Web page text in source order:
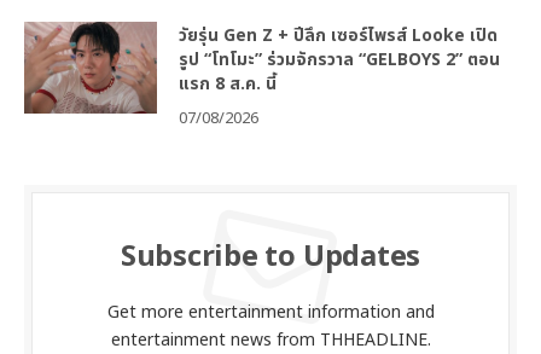
วัยรุ่น Gen Z + ปีลึก เซอร์ไพรส์ Looke เปิด
รูป “โทโมะ” ร่วมจักรวาล “GELBOYS 2” ตอน
แรก 8 ส.ค. นี้
07/08/2026
Subscribe to Updates
Get more entertainment information and
entertainment news from THHEADLINE.